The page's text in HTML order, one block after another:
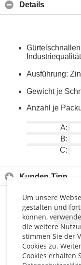
Um unsere
gestalten und
können,
die weitere
stimmen Sie der
Cookies zu.
Cookies erhalten
Details
Ausführung:
Gewicht je
Anzahl je
A:
B:
C:
Kunden-Tipp
<<
Artikel13